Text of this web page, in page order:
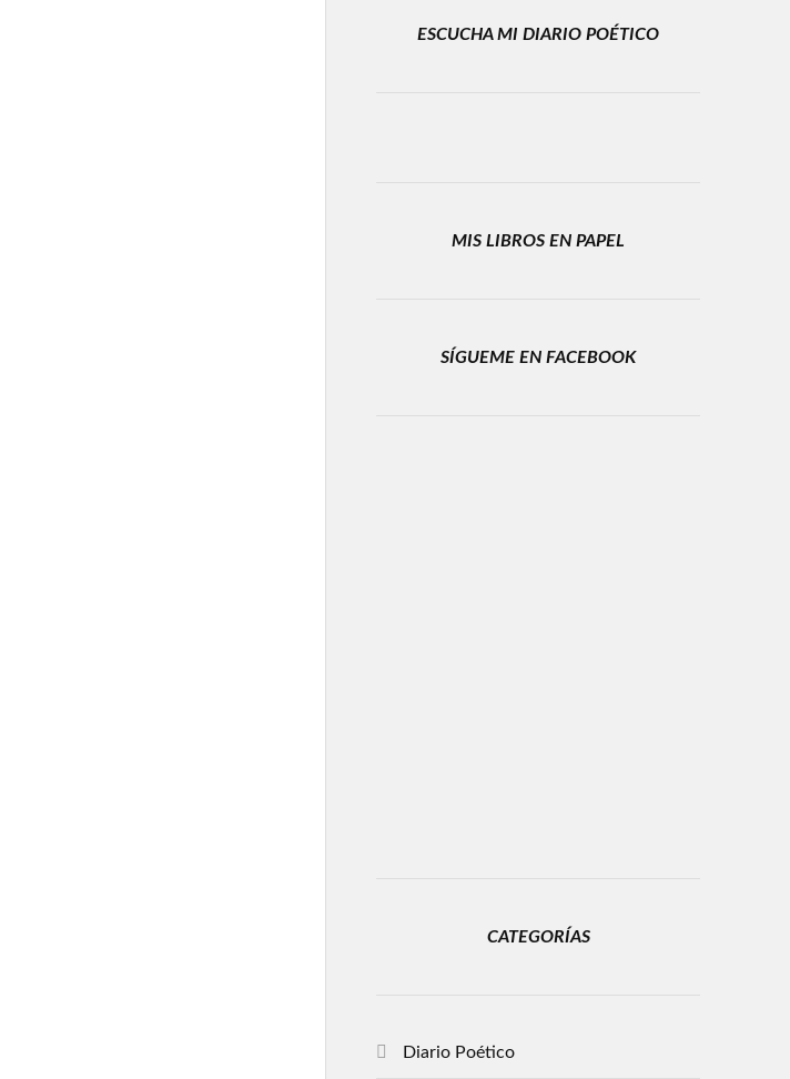
ESCUCHA MI DIARIO POÉTICO
MIS LIBROS EN PAPEL
SÍGUEME EN FACEBOOK
CATEGORÍAS
Diario Poético